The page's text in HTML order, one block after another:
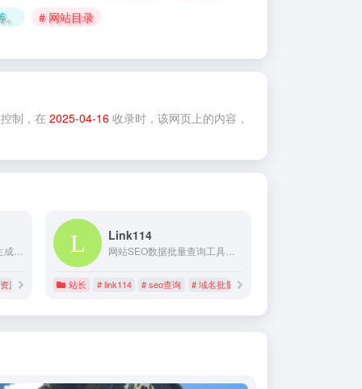
# 网站目录
制，在 2025-04-16 收录时，该网页上的内容，
源AI写作
Link114
站长 # link114 # seo查询 # 域名批量查询